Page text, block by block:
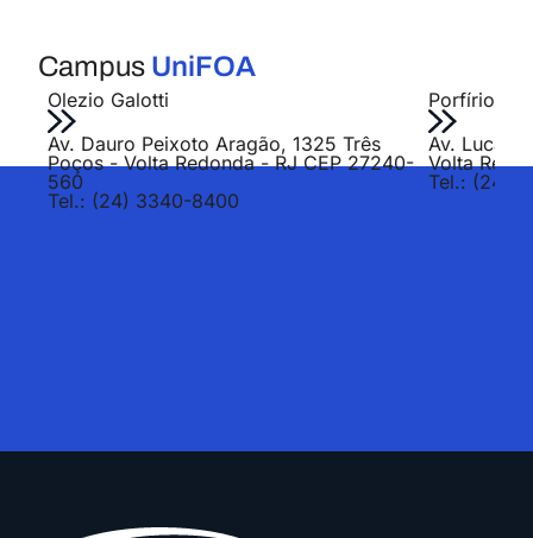
Campus UniFOA
Olezio Galotti
Av. Dauro Peixoto Aragão, 1325 Três
Poços - Volta Redonda - RJ CEP 27240-
560
Tel.: (24) 3340-8400
Porfírio
Av. Lucas
Volta
Tel.: (24)